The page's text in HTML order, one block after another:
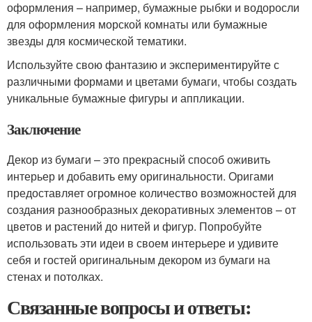
оформления – например, бумажные рыбки и водоросли
для оформления морской комнаты или бумажные
звезды для космической тематики.
Используйте свою фантазию и экспериментируйте с
различными формами и цветами бумаги, чтобы создать
уникальные бумажные фигуры и аппликации.
Заключение
Декор из бумаги – это прекрасный способ оживить
интерьер и добавить ему оригинальности. Оригами
предоставляет огромное количество возможностей для
создания разнообразных декоративных элементов – от
цветов и растений до нитей и фигур. Попробуйте
использовать эти идеи в своем интерьере и удивите
себя и гостей оригинальным декором из бумаги на
стенах и потолках.
Связанные вопросы и ответы: